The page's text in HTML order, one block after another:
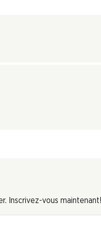
Inscrivez-vous maintenant!